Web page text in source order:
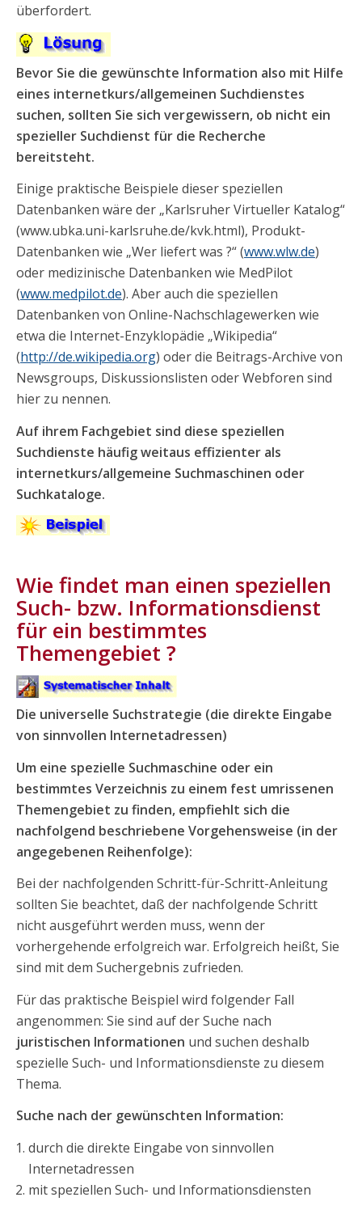
überfordert.
Bevor Sie die gewünschte Information also mit Hilfe
eines internetkurs/allgemeinen Suchdienstes
suchen, sollten Sie sich vergewissern, ob nicht ein
spezieller Suchdienst für die Recherche
bereitsteht.
Einige praktische Beispiele dieser speziellen
Datenbanken wäre der „Karlsruher Virtueller Katalog“
(www.ubka.uni-karlsruhe.de/kvk.html), Produkt-
Datenbanken wie „Wer liefert was ?“ (www.wlw.de)
oder medizinische Datenbanken wie MedPilot
(www.medpilot.de). Aber auch die speziellen
Datenbanken von Online-Nachschlagewerken wie
etwa die Internet-Enzyklopädie „Wikipedia“
(http://de.wikipedia.org) oder die Beitrags-Archive von
Newsgroups, Diskussionslisten oder Webforen sind
hier zu nennen.
Auf ihrem Fachgebiet sind diese speziellen
Suchdienste häufig weitaus effizienter als
internetkurs/allgemeine Suchmaschinen oder
Suchkataloge.
Wie findet man einen speziellen
Such- bzw. Informationsdienst
für ein bestimmtes
Themengebiet ?
Die universelle Suchstrategie (die direkte Eingabe
von sinnvollen Internetadressen)
Um eine spezielle Suchmaschine oder ein
bestimmtes Verzeichnis zu einem fest umrissenen
Themengebiet zu finden, empfiehlt sich die
nachfolgend beschriebene Vorgehensweise (in der
angegebenen Reihenfolge):
Bei der nachfolgenden Schritt-für-Schritt-Anleitung
sollten Sie beachtet, daß der nachfolgende Schritt
nicht ausgeführt werden muss, wenn der
vorhergehende erfolgreich war. Erfolgreich heißt, Sie
sind mit dem Suchergebnis zufrieden.
Für das praktische Beispiel wird folgender Fall
angenommen: Sie sind auf der Suche nach
juristischen Informationen und suchen deshalb
spezielle Such- und Informationsdienste zu diesem
Thema.
Suche nach der gewünschten Information:
durch die direkte Eingabe von sinnvollen
Internetadressen
mit speziellen Such- und Informationsdiensten